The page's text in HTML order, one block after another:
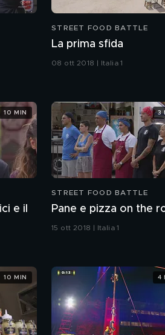
STREET FOOD BATTLE
La prima sfida
08 ott 2018 | Italia 1
e il
10 MIN
STREET FOOD BATTLE
Pane e pizza on the
15 ott 2018 | Italia 1
3
10 MIN 4